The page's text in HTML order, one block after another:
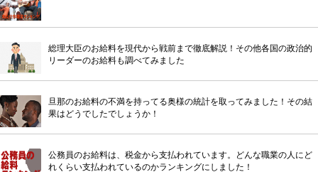
総理大臣のお給料を現代から戦前まで徹底解説！その他各国の政治的
リーダーのお給料も調べてみました
旦那のお給料の不満を持ってる奥様の統計を取ってみました！その結
果はどうでしたでしょうか！
公務員のお給料は、税金から支払われています。どんな職業の人にど
れくらい支払われているのかランキングにしました！